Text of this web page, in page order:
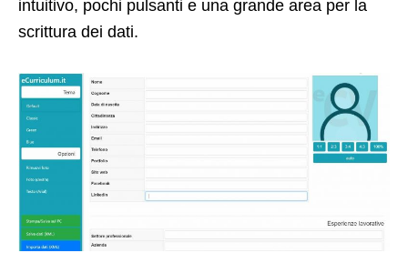
intuitivo, pochi pulsanti e una grande area per la
scrittura dei dati.